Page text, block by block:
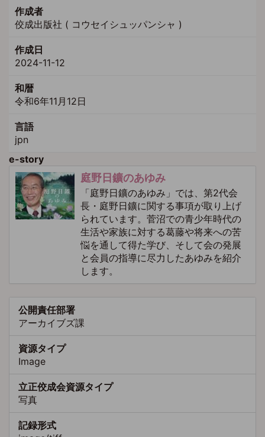
作成者
佼成出版社 ( コウセイシュッパンシャ )
作成日
2024-11-12
和暦
令和6年11月12日
言語
jpn
e-story
庭野日鑛のあゆみ
「庭野日鑛のあゆみ」では、第2代会
長・庭野日鑛に関する事項が取り上げ
られています。菅沼での青少年時代の
生活や家族に対する葛藤や将来への苦
悩を通して得た学び、そして会の発展
と会員の指導に尽力したあゆみを紹介
します。
公開責任部署
アーカイブズ課
資源タイプ
Image
立正佼成会資源タイプ
写真
記録形式